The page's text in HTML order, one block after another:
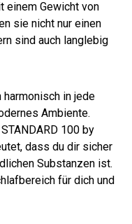
einem Gewicht von
sie nicht nur einen
sind auch langlebig
in jede
Ambiente.
100 by
dass du dir sicher
Substanzen ist.
für dich und